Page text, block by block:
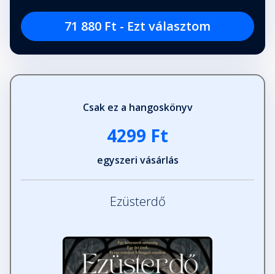
Fejezet hossza: 00:16:54
Fejezet hossza: 00:15:21
Fejezet hossza: 00:10:46
Fejezet hossza: 00:24:34
71 880 Ft - Ezt választom
Csak ez a hangoskönyv
4299 Ft
egyszeri vásárlás
Ezüsterdő